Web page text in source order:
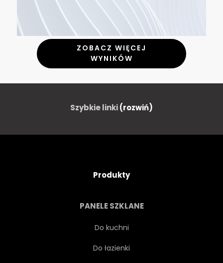
ZOBACZ WIĘCEJ
WYNIKÓW
Szybkie linki(rozwiń)
Produkty
PANELE SZKLANE
Do kuchni
Do łazienki